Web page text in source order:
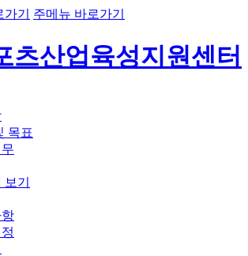
기 주메뉴 바로가기
목표
기